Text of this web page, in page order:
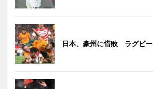
日本、豪州に惜敗 ラグビー